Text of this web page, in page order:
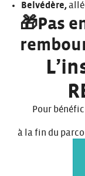
Belvédère,
🎁Pas
Pour
à la fin du